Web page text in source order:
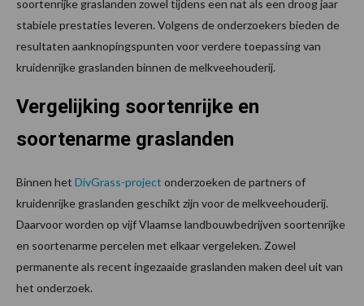
soortenrijke graslanden zowel tijdens een nat als een droog jaar
stabiele prestaties leveren. Volgens de onderzoekers bieden de
resultaten aanknopingspunten voor verdere toepassing van
kruidenrijke graslanden binnen de melkveehouderij.
Vergelijking soortenrijke en
soortenarme graslanden
Binnen het DivGrass-project onderzoeken de partners of
kruidenrijke graslanden geschikt zijn voor de melkveehouderij.
Daarvoor worden op vijf Vlaamse landbouwbedrijven soortenrijke
en soortenarme percelen met elkaar vergeleken. Zowel
permanente als recent ingezaaide graslanden maken deel uit van
het onderzoek.